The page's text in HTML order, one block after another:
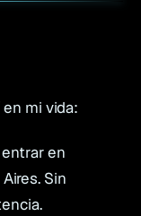
mi vida:
en
Sin